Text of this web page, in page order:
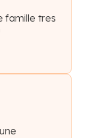
famille tres